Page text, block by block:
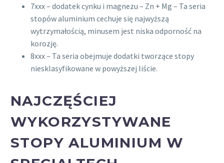
7xxx – dodatek cynku i magnezu – Zn + Mg – Ta seria
stopów aluminium cechuje się najwyższą
wytrzymałością, minusem jest niska odporność na
korozję.
8xxx – Ta seria obejmuje dodatki tworzące stopy
niesklasyfikowane w powyższej liście.
NAJCZĘŚCIEJ
WYKORZYSTYWANE
STOPY ALUMINIUM W